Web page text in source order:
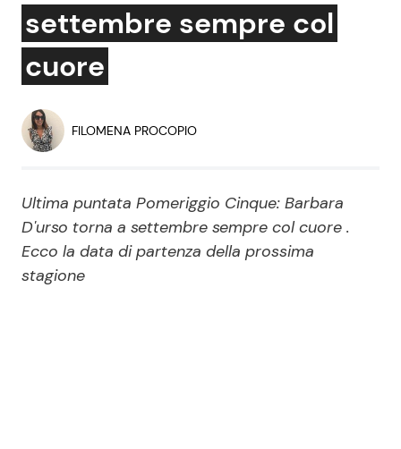
Dal Mondo
Economia
Persone Scomparse
Soap Opera
ShowBiz
settembre sempre col
cuore
FILOMENA PROCOPIO
Ultima puntata Pomeriggio Cinque: Barbara
D'urso torna a settembre sempre col cuore .
Ecco la data di partenza della prossima
stagione